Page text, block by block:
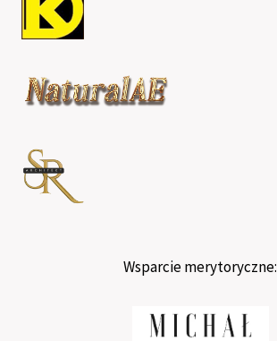
Wsparcie merytoryczne: